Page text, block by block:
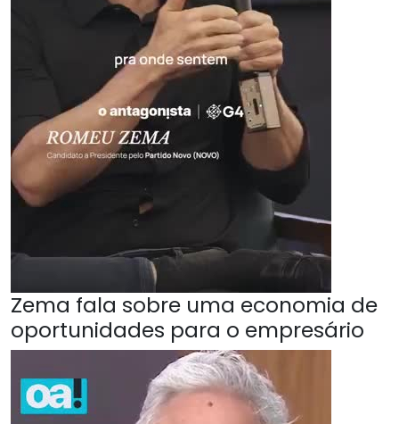
Zema fala sobre uma economia de
oportunidades para o empresário